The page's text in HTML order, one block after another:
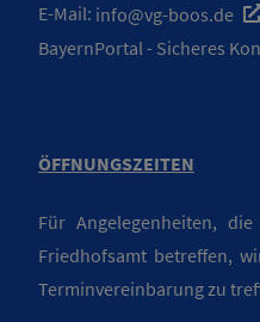
E-Mail: info@vg-boos.de
BayernPortal - Sicheres
ÖFFNUNGSZEITEN
Für Angelegenheiten,
Friedhofsamt betreffen,
Terminvereinbarung zu